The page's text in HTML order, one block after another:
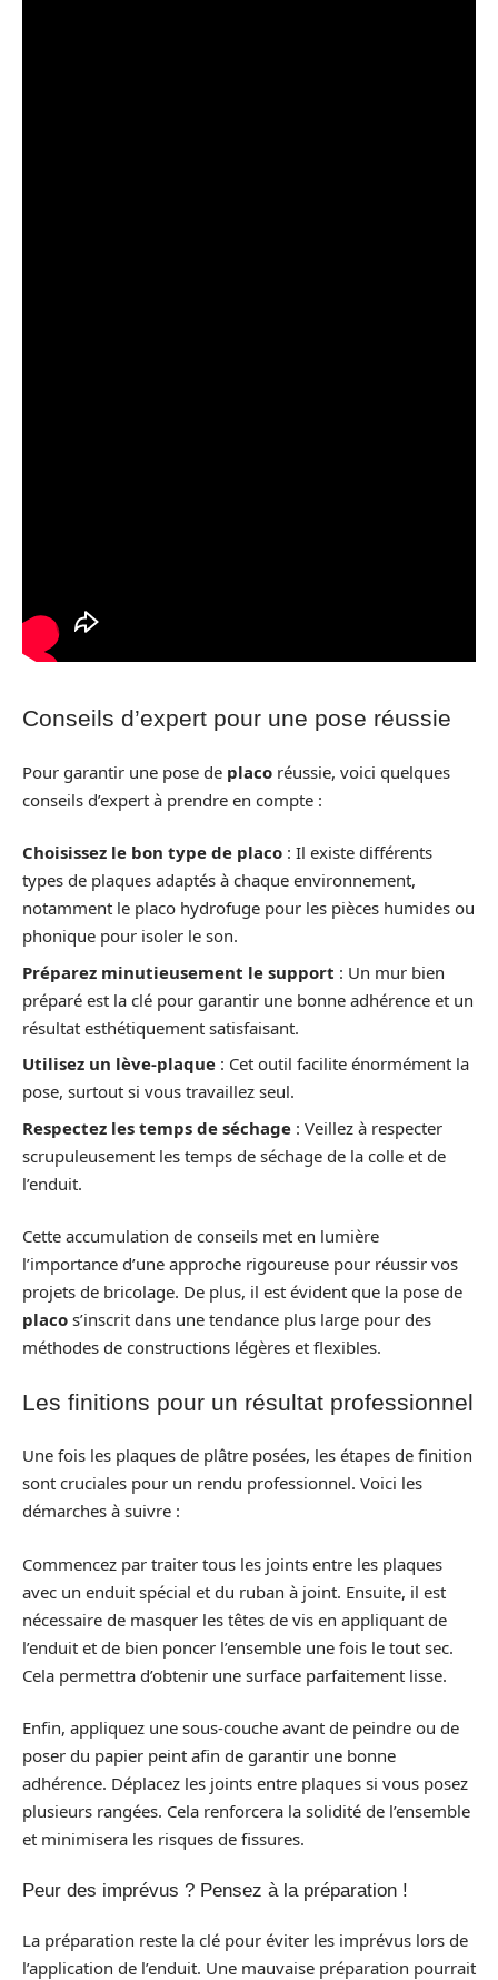
Conseils d’expert pour une pose réussie
Pour garantir une pose de placo réussie, voici quelques
conseils d’expert à prendre en compte :
Choisissez le bon type de placo : Il existe différents
types de plaques adaptés à chaque environnement,
notamment le placo hydrofuge pour les pièces humides ou
phonique pour isoler le son.
Préparez minutieusement le support : Un mur bien
préparé est la clé pour garantir une bonne adhérence et un
résultat esthétiquement satisfaisant.
Utilisez un lève-plaque : Cet outil facilite énormément la
pose, surtout si vous travaillez seul.
Respectez les temps de séchage : Veillez à respecter
scrupuleusement les temps de séchage de la colle et de
l’enduit.
Cette accumulation de conseils met en lumière
l’importance d’une approche rigoureuse pour réussir vos
projets de bricolage. De plus, il est évident que la pose de
placo s’inscrit dans une tendance plus large pour des
méthodes de constructions légères et flexibles.
Les finitions pour un résultat professionnel
Une fois les plaques de plâtre posées, les étapes de finition
sont cruciales pour un rendu professionnel. Voici les
démarches à suivre :
Commencez par traiter tous les joints entre les plaques
avec un enduit spécial et du ruban à joint. Ensuite, il est
nécessaire de masquer les têtes de vis en appliquant de
l’enduit et de bien poncer l’ensemble une fois le tout sec.
Cela permettra d’obtenir une surface parfaitement lisse.
Enfin, appliquez une sous-couche avant de peindre ou de
poser du papier peint afin de garantir une bonne
adhérence. Déplacez les joints entre plaques si vous posez
plusieurs rangées. Cela renforcera la solidité de l’ensemble
et minimisera les risques de fissures.
Peur des imprévus ? Pensez à la préparation !
La préparation reste la clé pour éviter les imprévus lors de
l’application de l’enduit. Une mauvaise préparation pourrait